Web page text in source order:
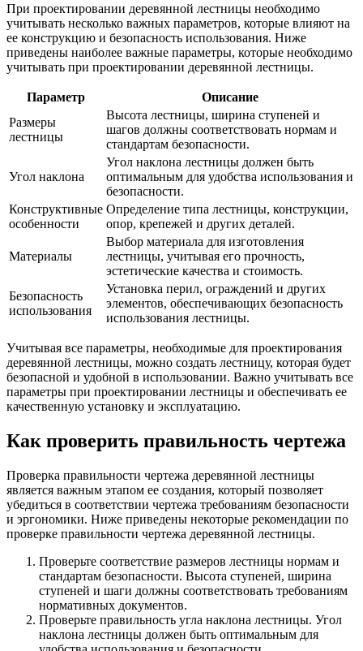
При проектировании деревянной лестницы необходимо
учитывать несколько важных параметров, которые влияют на
ее конструкцию и безопасность использования. Ниже
приведены наиболее важные параметры, которые необходимо
учитывать при проектировании деревянной лестницы.
Параметр
Описание
Размеры
лестницы
Высота лестницы, ширина ступеней и
шагов должны соответствовать нормам и
стандартам безопасности.
Угол наклона
Угол наклона лестницы должен быть
оптимальным для удобства использования и
безопасности.
Конструктивные
особенности
Определение типа лестницы, конструкции,
опор, крепежей и других деталей.
Материалы
Выбор материала для изготовления
лестницы, учитывая его прочность,
эстетические качества и стоимость.
Безопасность
использования
Установка перил, ограждений и других
элементов, обеспечивающих безопасность
использования лестницы.
Учитывая все параметры, необходимые для проектирования
деревянной лестницы, можно создать лестницу, которая будет
безопасной и удобной в использовании. Важно учитывать все
параметры при проектировании лестницы и обеспечивать ее
качественную установку и эксплуатацию.
Как проверить правильность чертежа
Проверка правильности чертежа деревянной лестницы
является важным этапом ее создания, который позволяет
убедиться в соответствии чертежа требованиям безопасности
и эргономики. Ниже приведены некоторые рекомендации по
проверке правильности чертежа деревянной лестницы.
Проверьте соответствие размеров лестницы нормам и
стандартам безопасности. Высота ступеней, ширина
ступеней и шаги должны соответствовать требованиям
нормативных документов.
Проверьте правильность угла наклона лестницы. Угол
наклона лестницы должен быть оптимальным для